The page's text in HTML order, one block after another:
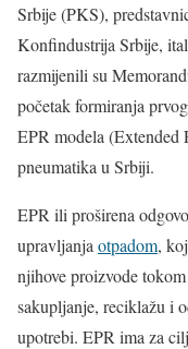
Srbije (PKS),
Konfindustrija Srbije,
razmijenili su
početak formiranja
EPR modela (Extended
pneumatika u Srbiji.
EPR ili proširena
upravljanja otpadom,
njihove proizvode
sakupljanje, reciklažu i
upotrebi. EPR ima za